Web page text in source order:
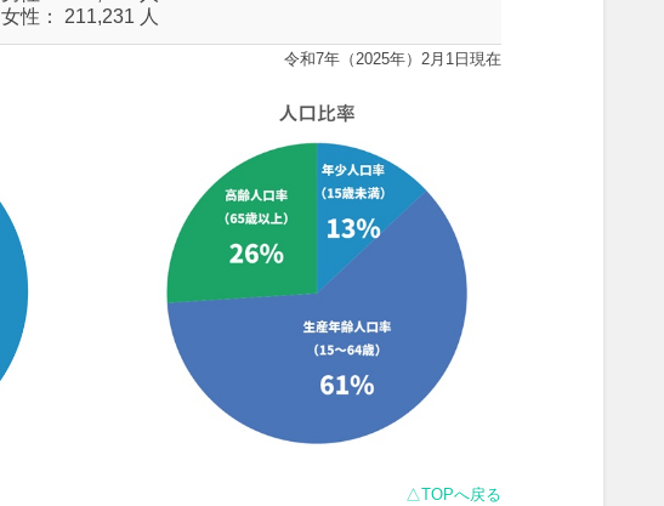
女性： 211,231 人
令和7年（2025年）2月1日現在
△TOPへ戻る